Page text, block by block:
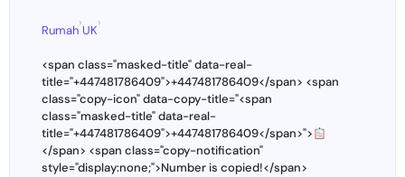
Rumah
›
UK
›
<span class="masked-title" data-real-
title="+447481786409">+447481786409</span> <span
class="copy-icon" data-copy-title="<span
class="masked-title" data-real-
title="+447481786409">+447481786409</span>">
</span> <span class="copy-notification"
style="display:none;">Number is copied!</span>